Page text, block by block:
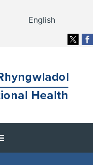
English